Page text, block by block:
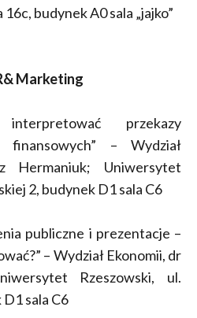
budynek A0 sala „jajko”
Marketing
przekazy
finansowych” – Wydział
Hermaniuk; Uniwersytet
2, budynek D1 sala C6
publiczne i prezentacje –
– Wydział Ekonomii, dr
Rzeszowski, ul.
sala C6